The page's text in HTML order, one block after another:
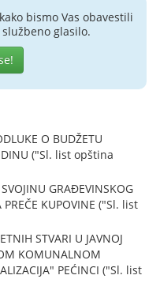
bismo Vas obavestili
glasilo.
O BUDŽETU
("Sl. list opština
GRAĐEVINSKOG
PREČE KUPOVINE ("Sl. list
STVARI U JAVNOJ
KOMUNALNOM
PEĆINCI ("Sl. list